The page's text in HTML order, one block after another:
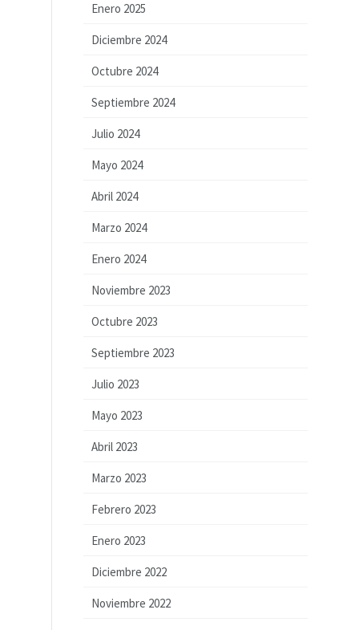
Enero 2025
Diciembre 2024
Octubre 2024
Septiembre 2024
Julio 2024
Mayo 2024
Abril 2024
Marzo 2024
Enero 2024
Noviembre 2023
Octubre 2023
Septiembre 2023
Julio 2023
Mayo 2023
Abril 2023
Marzo 2023
Febrero 2023
Enero 2023
Diciembre 2022
Noviembre 2022